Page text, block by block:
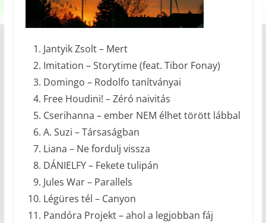
Jantyik Zsolt – Mert
Imitation – Storytime (feat. Tibor Fonay)
Domingo – Rodolfo tanítványai
Free Houdini! – Zéró naivitás
Cserihanna – ember NEM élhet törött lábbal
A. Suzi – Társaságban
Liana – Ne fordulj vissza
DÁNIELFY – Fekete tulipán
Jules War – Parallels
Légüres tél – Canyon
Pandóra Projekt – ahol a legjobban fáj